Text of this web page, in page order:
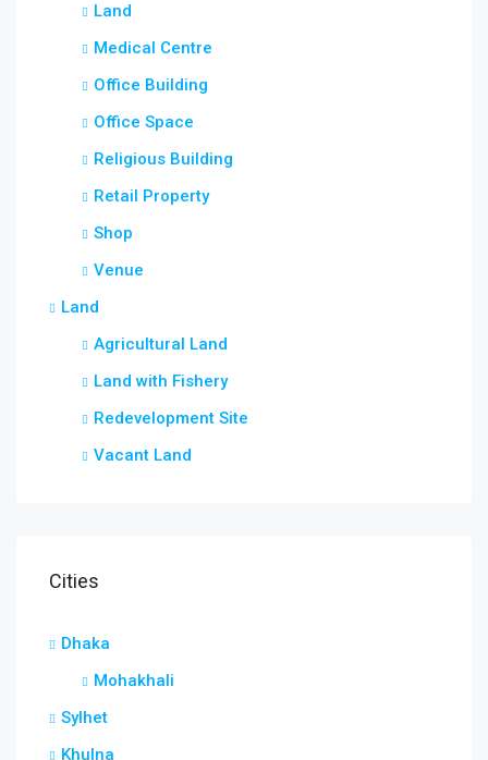
Land
Medical Centre
Office Building
Office Space
Religious Building
Retail Property
Shop
Venue
Land
Agricultural Land
Land with Fishery
Redevelopment Site
Vacant Land
Cities
Dhaka
Mohakhali
Sylhet
Khulna